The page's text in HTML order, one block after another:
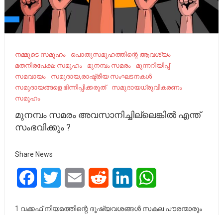
നമ്മുടെ സമൂഹം
പൊതുസമൂഹത്തിന്റെ ആവശ്യം
മതനിരപേക്ഷ സമൂഹം
മുനമ്പം സമരം
മുന്നറിയിപ്പ്
സമവായം
സമുദായ,രാഷ്ട്രീയ സംഘടനകൾ
സമുദായങ്ങളെ ഭിന്നിപ്പിക്കരുത്
സമുദായധ്രുവീകരണം
സമൂഹം
മുനമ്പം സമരം അവസാനിച്ചില്ലെങ്കിൽ എന്ത്
സംഭവിക്കും ?
Share News
FacebookTwitter Email Reddit LinkedIn
1 വക്കഫ് നിയമത്തിന്റെ ദൂഷ്യവശങ്ങൾ സകല പൗരന്മാരും